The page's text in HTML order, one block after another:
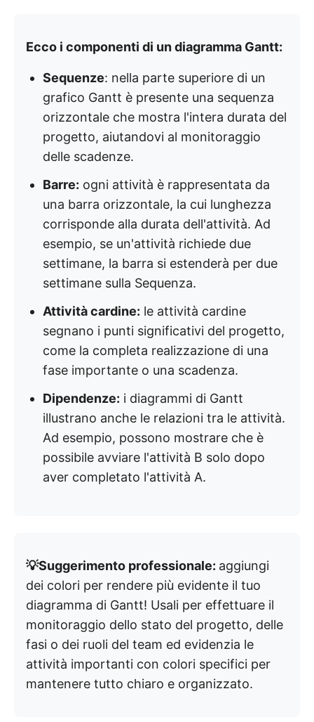
Ecco i componenti di un diagramma Gantt:
Sequenze: nella parte superiore di un
grafico Gantt è presente una sequenza
orizzontale che mostra l'intera durata del
progetto, aiutandovi al monitoraggio
delle scadenze.
Barre: ogni attività è rappresentata da
una barra orizzontale, la cui lunghezza
corrisponde alla durata dell'attività. Ad
esempio, se un'attività richiede due
settimane, la barra si estenderà per due
settimane sulla Sequenza.
Attività cardine: le attività cardine
segnano i punti significativi del progetto,
come la completa realizzazione di una
fase importante o una scadenza.
Dipendenze: i diagrammi di Gantt
illustrano anche le relazioni tra le attività.
Ad esempio, possono mostrare che è
possibile avviare l'attività B solo dopo
aver completato l'attività A.
💡Suggerimento professionale: aggiungi
dei colori per rendere più evidente il tuo
diagramma di Gantt! Usali per effettuare il
monitoraggio dello stato del progetto, delle
fasi o dei ruoli del team ed evidenzia le
attività importanti con colori specifici per
mantenere tutto chiaro e organizzato.